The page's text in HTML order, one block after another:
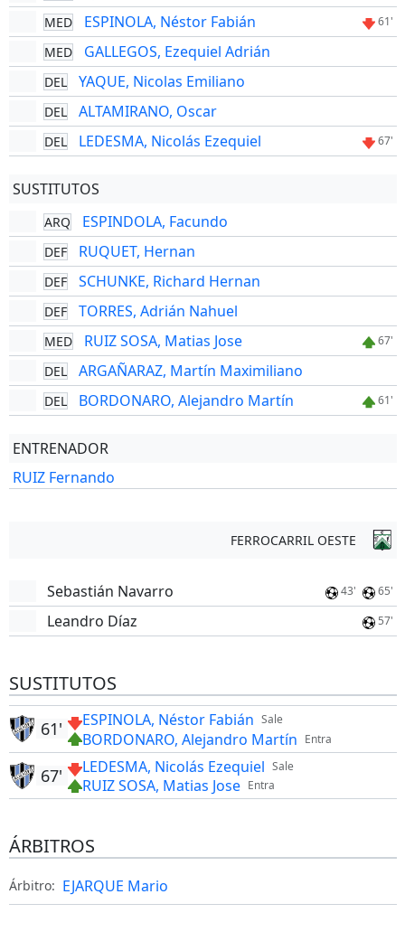
MED ESPINOLA, Néstor Fabián 61'
MED GALLEGOS, Ezequiel Adrián
DEL YAQUE, Nicolas Emiliano
DEL ALTAMIRANO, Oscar
DEL LEDESMA, Nicolás Ezequiel 67'
SUSTITUTOS
ARQ ESPINDOLA, Facundo
DEF RUQUET, Hernan
DEF SCHUNKE, Richard Hernan
DEF TORRES, Adrián Nahuel
MED RUIZ SOSA, Matias Jose 67'
DEL ARGAÑARAZ, Martín Maximiliano
DEL BORDONARO, Alejandro Martín 61'
ENTRENADOR
RUIZ Fernando
FERROCARRIL OESTE
Sebastián Navarro 43' 65'
Leandro Díaz 57'
SUSTITUTOS
Sale
ESPINOLA, Néstor Fabián
Entra
BORDONARO, Alejandro Martín
61'
Sale
LEDESMA, Nicolás Ezequiel
Entra
RUIZ SOSA, Matias Jose
67'
ÁRBITROS
Árbitro: EJARQUE Mario